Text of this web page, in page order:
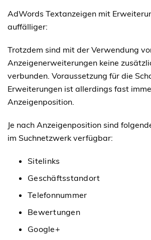
AdWords Textanzeigen mit
auffälliger:
Trotzdem sind mit der Verwendung
Anzeigenerweiterungen keine
verbunden. Voraussetzung für die
Erweiterungen ist allerdings fast
Anzeigenposition.
Je nach Anzeigenposition sind
im Suchnetzwerk verfügbar:
Sitelinks
Geschäftsstandort
Telefonnummer
Bewertungen
Google+